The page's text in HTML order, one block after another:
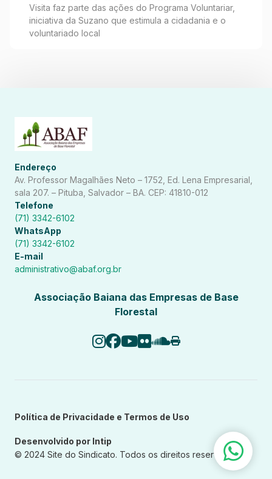
visita ao Lar dos Idosos de
Teixeira de Freitas
Visita faz parte das ações do Programa Voluntariar,
iniciativa da Suzano que estimula a cidadania e o
voluntariado local
Endereço
Av. Professor Magalhães Neto – 1752, Ed. Lena Empresarial,
sala 207. – Pituba, Salvador – BA. CEP: 41810-012
Telefone
(71) 3342-6102
WhatsApp
(71) 3342-6102
E-mail
administrativo@abaf.org.br
Associação Baiana das Empresas de Base
Florestal
Política de Privacidade e Termos de Uso
Desenvolvido por Intip
© 2024 Site do Sindicato. Todos os direitos reservados.